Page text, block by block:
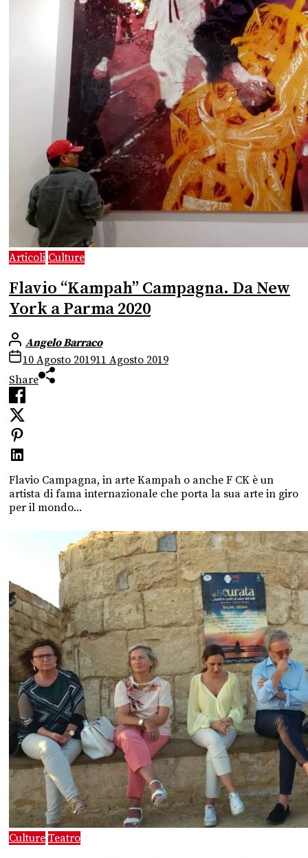
Articoli Culture
Flavio “Kampah” Campagna. Da New
York a Parma 2020
Angelo Barraco
10 Agosto 201911 Agosto 2019
Share
Flavio Campagna, in arte Kampah o anche F CK è un
artista di fama internazionale che porta la sua arte in giro
per il mondo...
Culture Teatro